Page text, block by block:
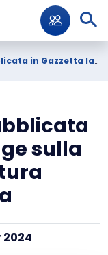
sulla lettera di vettura elettronica
sulla
2024